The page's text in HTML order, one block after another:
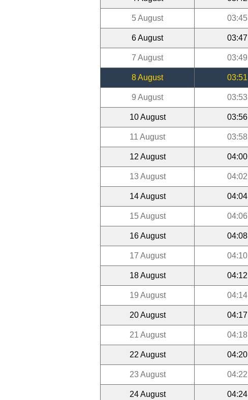
5 August 03:45
6 August 03:47
7 August 03:49
8 August 03:51
9 August 03:53
10 August 03:56
11 August 03:58
12 August 04:00
13 August 04:02
14 August 04:04
15 August 04:06
16 August 04:08
17 August 04:10
18 August 04:12
19 August 04:14
20 August 04:17
21 August 04:18
22 August 04:20
23 August 04:22
24 August 04:24